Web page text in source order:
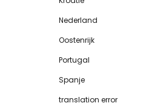
Nederland
Oostenrijk
Portugal
Spanje
translation error